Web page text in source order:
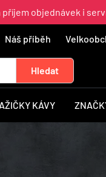
objednávek i
Náš příběh
KÁVY